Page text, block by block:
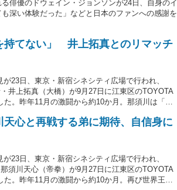
俳優のドウェイン・ジョンソンが24日、自身のイ
深い体験だった」などと日本のファンへの感謝を
持てない」 井上拓真とのリマッチ
23日、東京・新宿シネシティ広場で行われ、
井上拓真（大橋）が9月27日に江東区のTOYOTA
。昨年11月の激闘から約10か月。那須川は「KO
心と再戦する弟に期待、自信身に
23日、東京・新宿シネシティ広場で行われ、
須川天心（帝拳）が9月27日に江東区のTOYOTA
。昨年11月の激闘から約10か月。再び世界王座